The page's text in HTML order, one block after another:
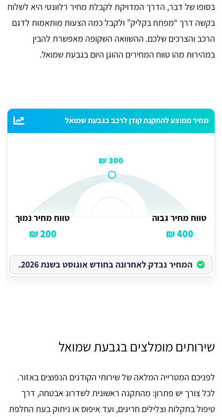
בסופו של דבר, הדרך המדויקת לקבלת מחיר רלוונטי היא לשלוח
בקשה דרך “מפתח בקליק” ולקבל כמה הצעות מותאמות לדגם
הרכב והצרכים שלכם. ההשוואה השקופה מאפשרת להבין
במהירות מהו טווח המחירים ההוגן היום בגבעת שמואל.
מחיר ממוצע להתקנת קודן לרכב בגבעת שמואל
300 ₪
טווח מחיר גבוה
400 ₪
טווח מחיר נמוך
200 ₪
המחיר נבדק לאחרונה בחודש אוגוסט בשנת 2026.
שירותים מומלצים בגבעת שמואל
לפניכם המטרייה המלאה של שירותי הקודנים הנפוצים באזור.
לכל צורך יש פתרון: מהתקנה ראשונית לשדרוג אבטחה, דרך
טיפול בתקלות וצלילים חריגים, ועד איפוס או ניתוק בעת החלפת